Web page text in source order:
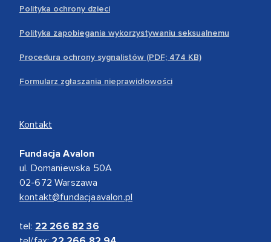
Polityka ochrony dzieci
Polityka zapobiegania wykorzystywaniu seksualnemu
Procedura ochrony sygnalistów (PDF; 474 KB)
Formularz zgłaszania nieprawidłowości
Kontakt
Fundacja Avalon
ul. Domaniewska 50A
02-672 Warszawa
kontakt@fundacjaavalon.pl
tel: 22 266 82 36